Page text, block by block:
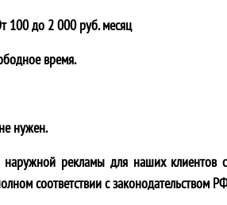
100 до 2 000 руб. месяц
время.
нужен.
рекламы для наших клиентов
соответствии с законодательством